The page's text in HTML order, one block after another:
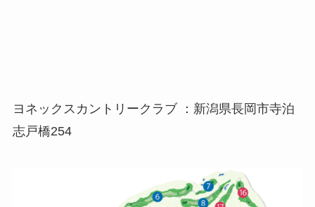
ヨネックスカントリークラブ ：新潟県長岡市寺泊
志戸橋254